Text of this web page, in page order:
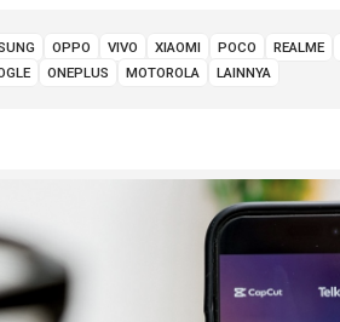
OPPO VIVO XIAOMI POCO REALME
ONEPLUS MOTOROLA LAINNYA